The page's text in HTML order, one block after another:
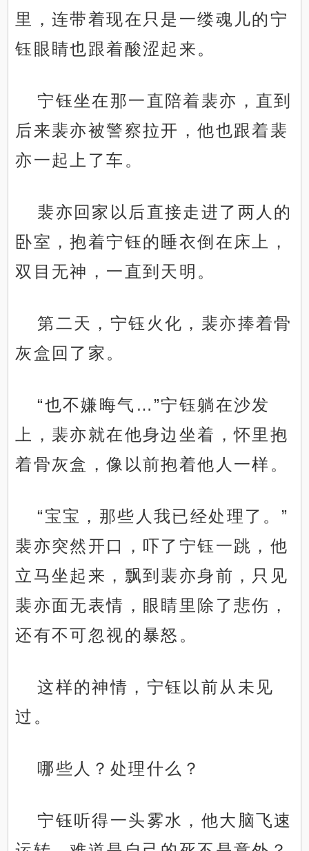
里，连带着现在只是一缕魂儿的宁
钰眼睛也跟着酸涩起来。
宁钰坐在那一直陪着裴亦，直到
后来裴亦被警察拉开，他也跟着裴
亦一起上了车。
裴亦回家以后直接走进了两人的
卧室，抱着宁钰的睡衣倒在床上，
双目无神，一直到天明。
第二天，宁钰火化，裴亦捧着骨
灰盒回了家。
“也不嫌晦气…”宁钰躺在沙发
上，裴亦就在他身边坐着，怀里抱
着骨灰盒，像以前抱着他人一样。
“宝宝，那些人我已经处理了。”
裴亦突然开口，吓了宁钰一跳，他
立马坐起来，飘到裴亦身前，只见
裴亦面无表情，眼睛里除了悲伤，
还有不可忽视的暴怒。
这样的神情，宁钰以前从未见
过。
哪些人？处理什么？
宁钰听得一头雾水，他大脑飞速